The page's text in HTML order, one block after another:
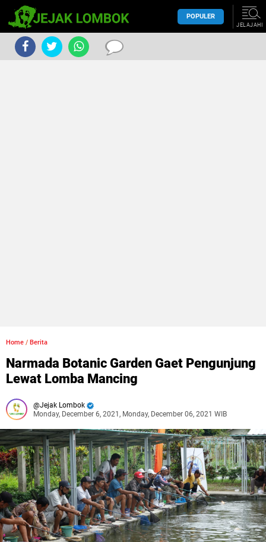
POPULER
JELAJAHI
Home / Berita
Narmada Botanic Garden Gaet Pengunjung
Lewat Lomba Mancing
Jejak Lombok
Monday, December 6, 2021, Monday, December 06, 2021 WIB